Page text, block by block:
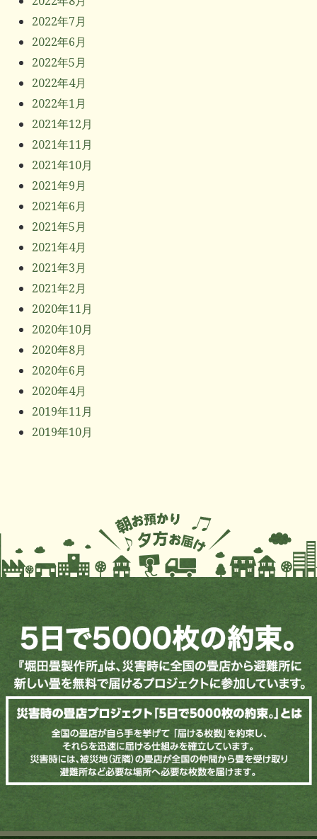
2022年7月
2022年6月
2022年5月
2022年4月
2022年1月
2021年12月
2021年11月
2021年10月
2021年9月
2021年6月
2021年5月
2021年4月
2021年3月
2021年2月
2020年11月
2020年10月
2020年8月
2020年6月
2020年4月
2019年11月
2019年10月